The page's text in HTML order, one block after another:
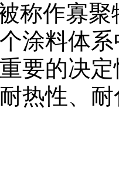
称作寡
涂料体
要的决
热性、